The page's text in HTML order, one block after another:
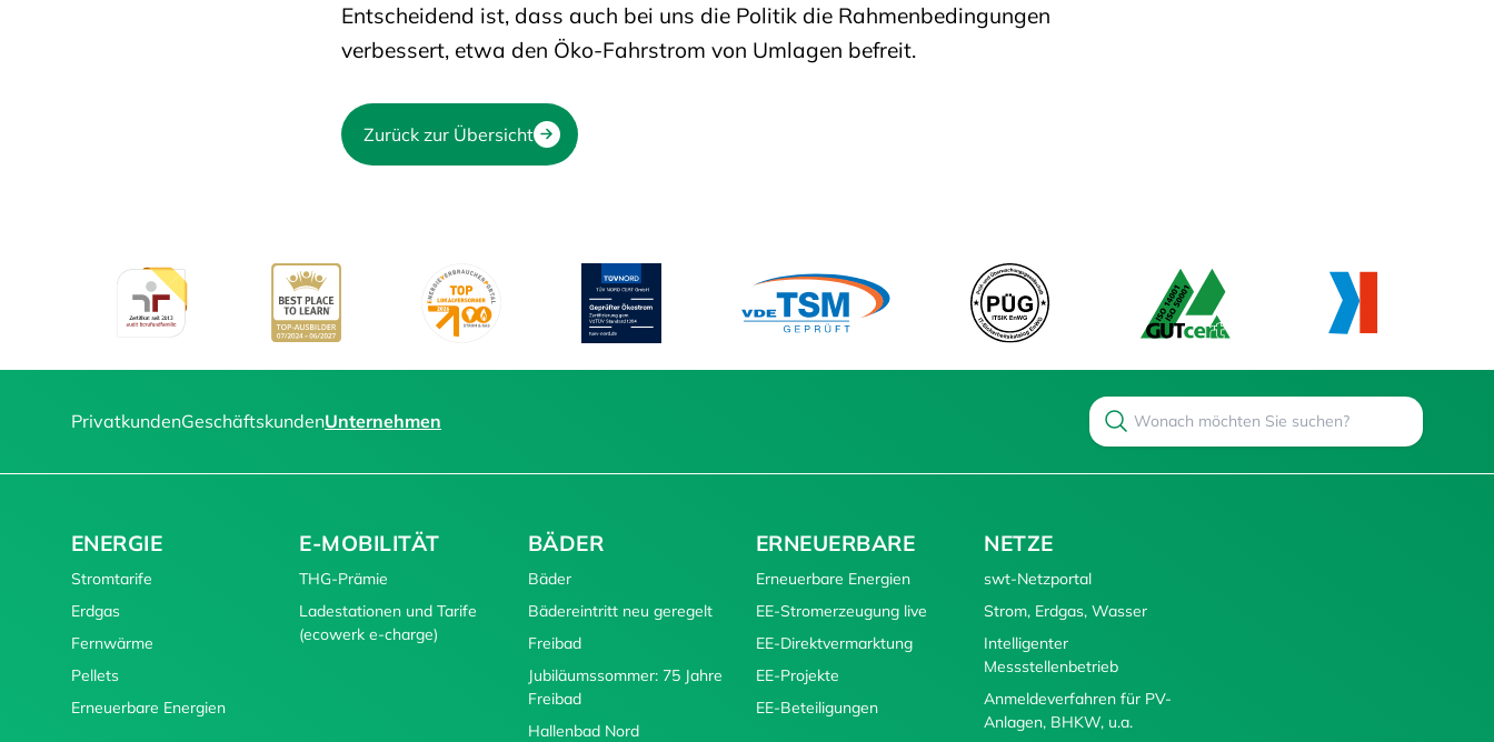
Entscheidend ist, dass auch bei uns die Politik die Rahmenbedingungen
verbessert, etwa den Öko-Fahrstrom von Umlagen befreit.
Zurück zur Übersicht
PrivatkundenGeschäftskundenUnternehmen
Search
ENERGIE
Stromtarife
Erdgas
Fernwärme
Pellets
Erneuerbare Energien
E-MOBILITÄT
THG-Prämie
Ladestationen und Tarife
(ecowerk e-charge)
BÄDER
Bäder
Bädereintritt neu geregelt
Freibad
Jubiläumssommer: 75 Jahre
Freibad
Hallenbad Nord
ERNEUERBARE
Erneuerbare Energien
EE-Stromerzeugung live
EE-Direktvermarktung
EE-Projekte
EE-Beteiligungen
NETZE
swt-Netzportal
Strom, Erdgas, Wasser
Intelligenter
Messstellenbetrieb
Anmeldeverfahren für PV-
Anlagen, BHKW, u.a.